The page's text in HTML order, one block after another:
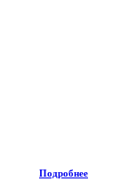
Подробнее